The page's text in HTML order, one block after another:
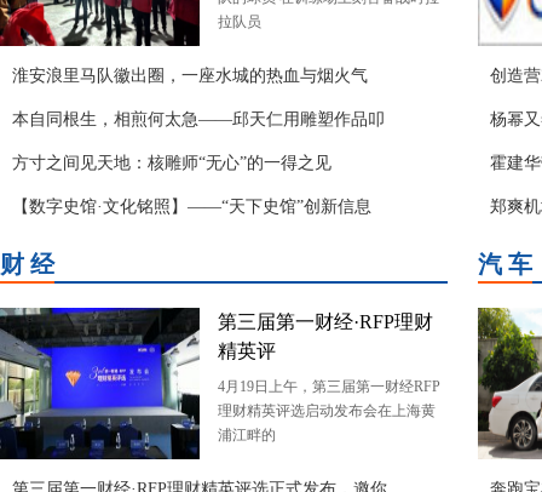
拉队员
淮安浪里马队徽出圈，一座水城的热血与烟火气
本自同根生，相煎何太急——邱天仁用雕塑作品叩
方寸之间见天地：核雕师“无心”的一得之见
【数字史馆·文化铭照】——“天下史馆”创新信息
创造
杨幂
霍建
郑爽
财 经
第三届第一财经·RFP理财
精英评
4月19日上午，第三届第一财经RFP
理财精英评选启动发布会在上海黄
浦江畔的
汽 车